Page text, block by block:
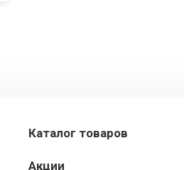
Каталог товаров
Акции